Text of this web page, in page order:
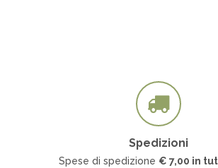
Spedizioni
Spese di spedizione € 7,00 in